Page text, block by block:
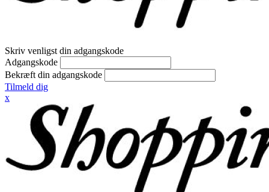
Skriv venligst din adgangskode
Adgangskode
Bekræft din adgangskode
Tilmeld dig
x